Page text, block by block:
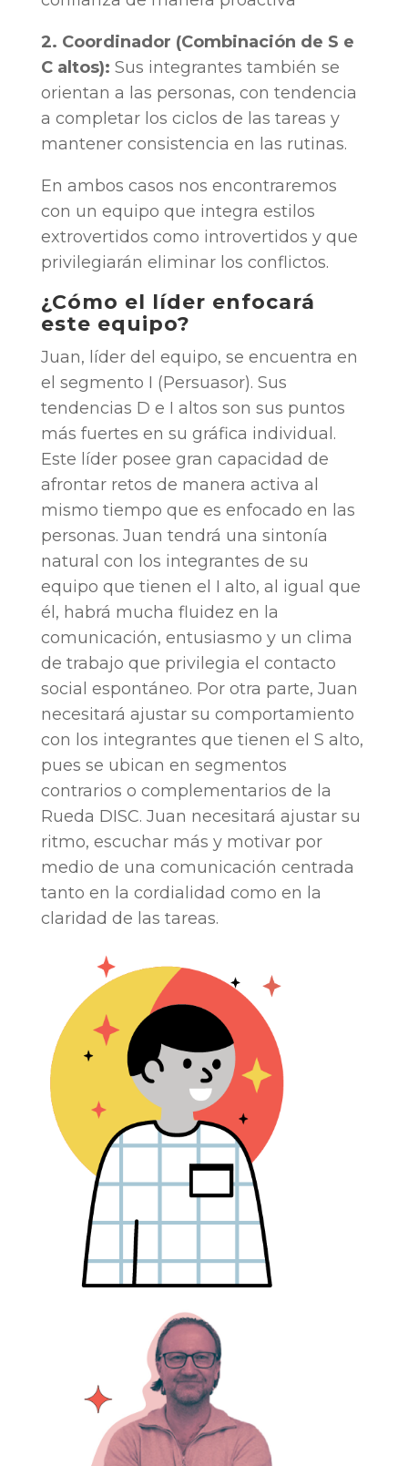
2. Coordinador (Combinación de S e
C altos): Sus integrantes también se
orientan a las personas, con tendencia
a completar los ciclos de las tareas y
mantener consistencia en las rutinas.
En ambos casos nos encontraremos
con un equipo que integra estilos
extrovertidos como introvertidos y que
privilegiarán eliminar los conflictos.
¿Cómo el líder enfocará
este equipo?
Juan, líder del equipo, se encuentra en
el segmento I (Persuasor). Sus
tendencias D e I altos son sus puntos
más fuertes en su gráfica individual.
Este líder posee gran capacidad de
afrontar retos de manera activa al
mismo tiempo que es enfocado en las
personas. Juan tendrá una sintonía
natural con los integrantes de su
equipo que tienen el I alto, al igual que
él, habrá mucha fluidez en la
comunicación, entusiasmo y un clima
de trabajo que privilegia el contacto
social espontáneo. Por otra parte, Juan
necesitará ajustar su comportamiento
con los integrantes que tienen el S alto,
pues se ubican en segmentos
contrarios o complementarios de la
Rueda DISC. Juan necesitará ajustar su
ritmo, escuchar más y motivar por
medio de una comunicación centrada
tanto en la cordialidad como en la
claridad de las tareas.